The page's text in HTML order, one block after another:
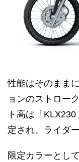
性能はそのまま
ョンのストロー
ト高は「
定され、ライダ
限定カラーとし